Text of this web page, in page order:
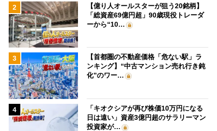
2
【億り人オールスターが狙う20銘柄】
「総資産69億円超」90歳現役トレーダ
ーから“10…
3
【首都圏の不動産価格「危ない駅」ラ
ンキング】“中古マンション売れ行き鈍
化”のワー…
4
「キオクシアが再び株価10万円になる
日は遠い」資産3億円超のサラリーマン
投資家が…